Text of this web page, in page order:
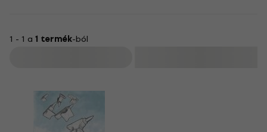
1 - 1 a 1 termék-ból